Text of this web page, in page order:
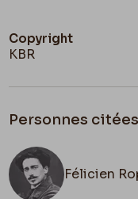
Copyright
KBR
Personnes citées
Félicien